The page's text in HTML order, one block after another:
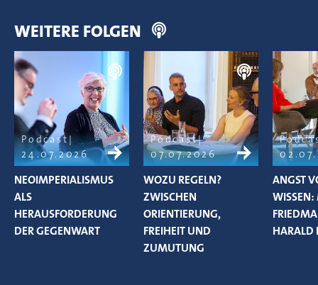
WEITERE FOLGEN
Podcast
24.07.2026
NEOIMPERIALISMUS
ALS
HERAUSFORDERUNG
DER GEGENWART
Podcast
07.07.2026
WOZU REGELN?
ZWISCHEN
ORIENTIERUNG,
FREIHEIT UND
ZUMUTUNG
ANGST
WISSEN:
HARALD